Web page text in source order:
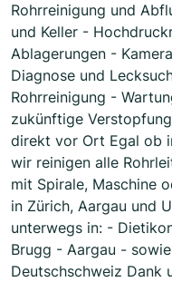
Rohrreinigung und
und Keller -
Ablagerungen -
Diagnose und
Rohrreinigung -
zukünftige
direkt vor Ort Egal ob
wir reinigen alle
mit Spirale, Maschine
in Zürich, Aargau und
unterwegs in: -
Brugg - Aargau -
Deutschschweiz Dank